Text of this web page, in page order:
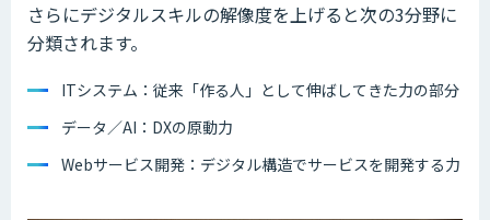
さらにデジタルスキルの解像度を上げると次の3分野に
分類されます。
ITシステム：従来「作る人」として伸ばしてきた力の部分
データ／AI：DXの原動力
Webサービス開発：デジタル構造でサービスを開発する力